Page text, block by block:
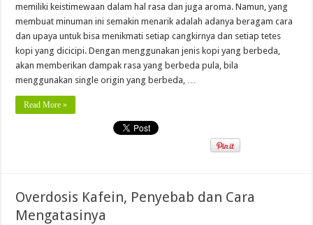
memiliki keistimewaan dalam hal rasa dan juga aroma. Namun, yang
membuat minuman ini semakin menarik adalah adanya beragam cara
dan upaya untuk bisa menikmati setiap cangkirnya dan setiap tetes
kopi yang dicicipi. Dengan menggunakan jenis kopi yang berbeda,
akan memberikan dampak rasa yang berbeda pula, bila
menggunakan single origin yang berbeda, …
Read More »
Overdosis Kafein, Penyebab dan Cara
Mengatasinya